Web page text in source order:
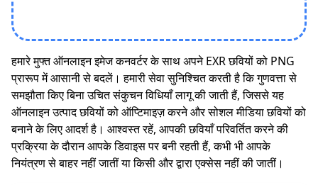
हमारे मुफ्त ऑनलाइन इमेज कनवर्टर के साथ अपने EXR छवियों को PNG
प्रारूप में आसानी से बदलें। हमारी सेवा सुनिश्चित करती है कि गुणवत्ता से
समझौता किए बिना उचित संकुचन विधियाँ लागू की जाती हैं, जिससे यह
ऑनलाइन उत्पाद छवियों को ऑप्टिमाइज़ करने और सोशल मीडिया छवियों को
बनाने के लिए आदर्श है। आश्वस्त रहें, आपकी छवियाँ परिवर्तित करने की
प्रक्रिया के दौरान आपके डिवाइस पर बनी रहती हैं, कभी भी आपके
नियंत्रण से बाहर नहीं जातीं या किसी और द्वारा एक्सेस नहीं की जातीं।